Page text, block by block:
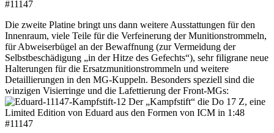
Die zweite Platine bringt uns dann weitere Ausstattungen für den
Innenraum, viele Teile für die Verfeinerung der Munitionstrommeln,
für Abweiserbügel an der Bewaffnung (zur Vermeidung der
Selbstbeschädigung „in der Hitze des Gefechts“), sehr filigrane neue
Halterungen für die Ersatzmunitionstrommeln und weitere
Detaillierungen in den MG-Kuppeln. Besonders speziell sind die
winzigen Visierringe und die Lafettierung der Front-MGs: